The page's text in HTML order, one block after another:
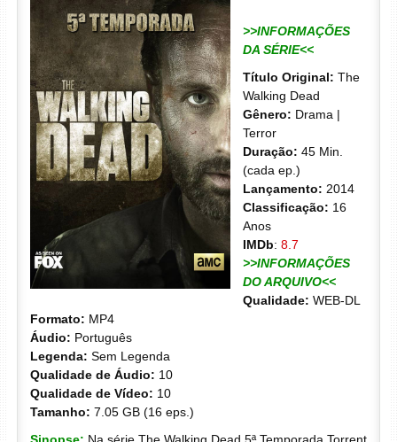
>>INFORMAÇÕES
DA SÉRIE<<
Título Original: The
Walking Dead
Gênero: Drama |
Terror
Duração: 45 Min.
(cada ep.)
Lançamento: 2014
Classificação: 16
Anos
IMDb: 8.7
>>INFORMAÇÕES
DO ARQUIVO<<
Qualidade: WEB-DL
Formato: MP4
Áudio: Português
Legenda: Sem Legenda
Qualidade de Áudio: 10
Qualidade de Vídeo: 10
Tamanho: 7.05 GB (16 eps.)